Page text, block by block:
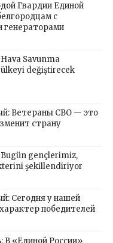
Гвардии Единой
с
генераторами
Savunma
değiştirecek
Ветераны СВО — это
страну
gençlerimiz,
şekillendiriyor
Сегодня у нашей
победителей